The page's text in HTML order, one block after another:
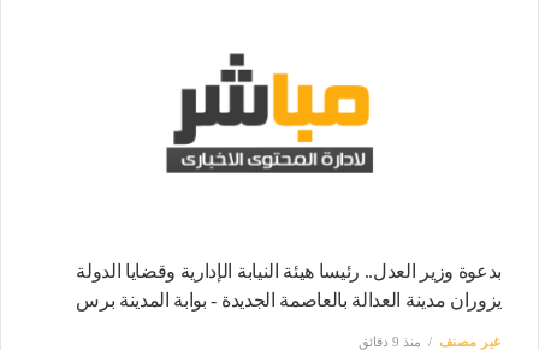
بدعوة وزير العدل.. رئيسا هيئة النيابة الإدارية وقضايا الدولة
يزوران مدينة العدالة بالعاصمة الجديدة - بوابة المدينة برس
غير مصنف منذ 9 دقائق